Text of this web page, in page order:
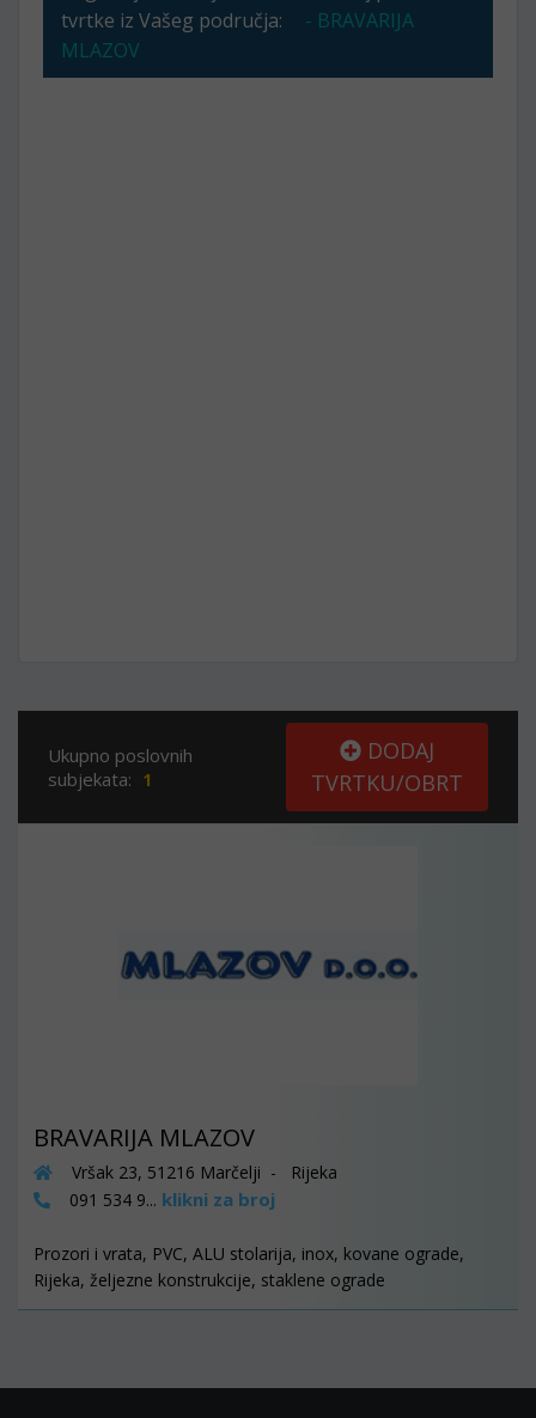
tvrtke iz Vašeg područja:
- BRAVARIJA
MLAZOV
Ukupno poslovnih
subjekata: 1
DODAJ
TVRTKU/OBRT
BRAVARIJA MLAZOV
Vršak 23, 51216 Marčelji - Rijeka
091 534 9... klikni za broj
Prozori i vrata, PVC, ALU stolarija, inox, kovane ograde,
Rijeka, željezne konstrukcije, staklene ograde